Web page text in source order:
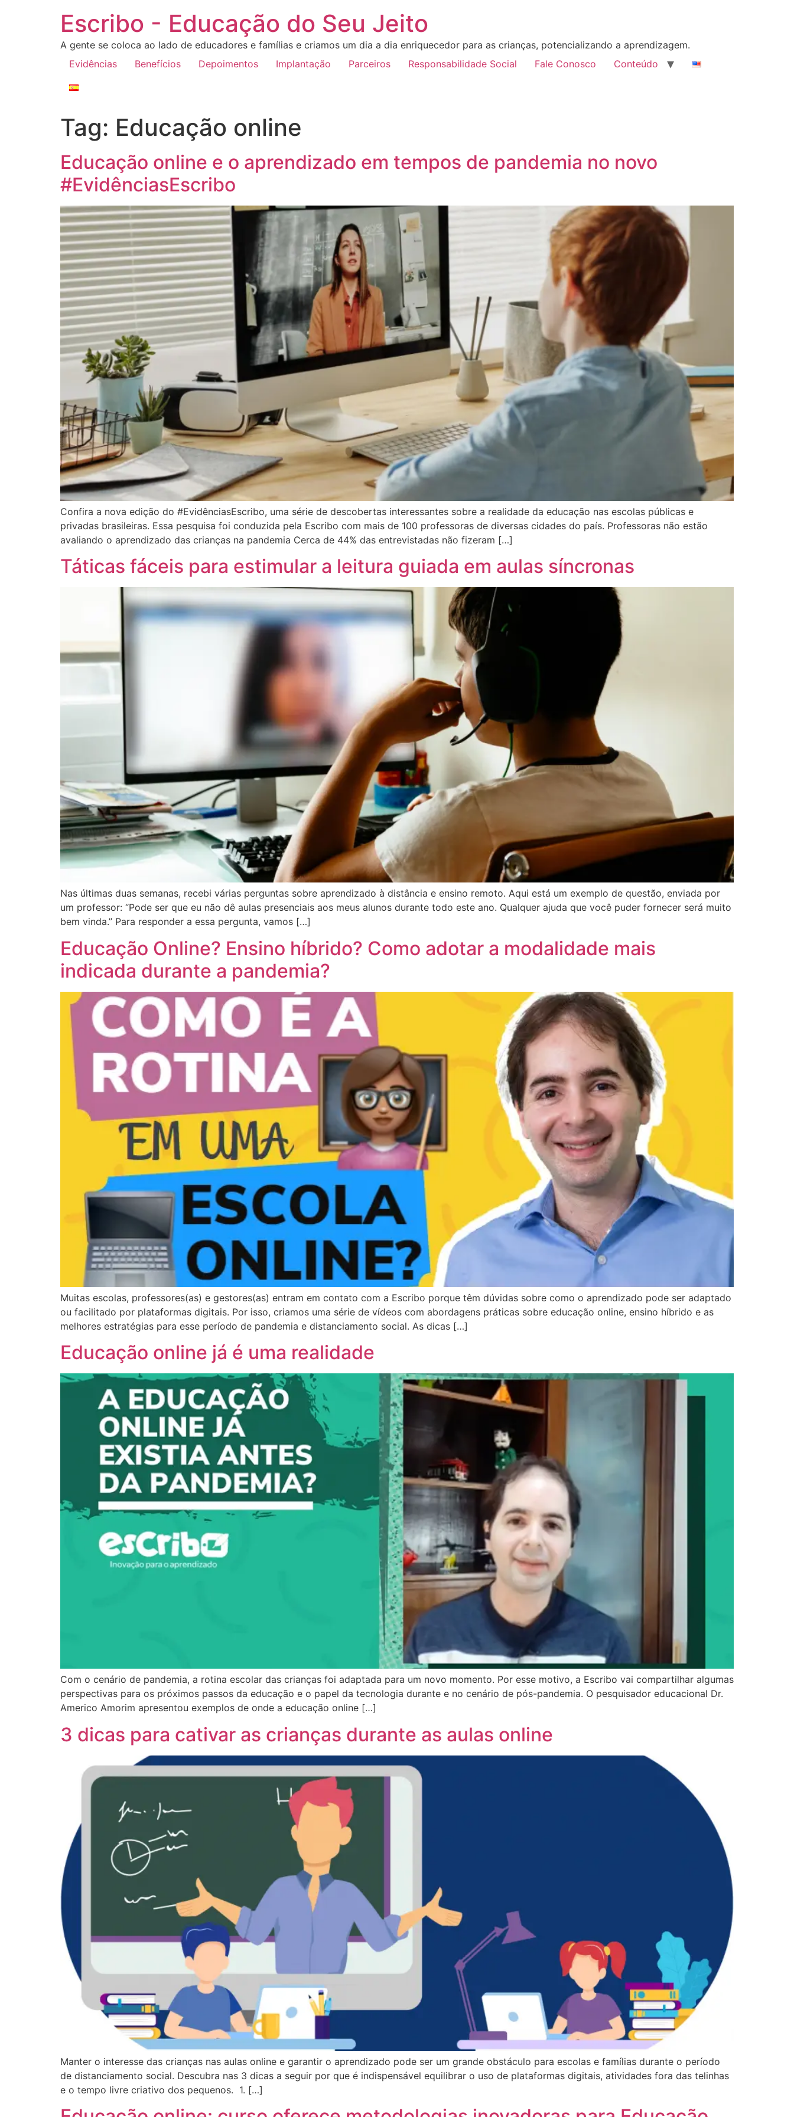
Escribo - Educação do Seu Jeito
A gente se coloca ao lado de educadores e famílias e criamos um dia a dia enriquecedor para as crianças, potencializando a aprendizagem.
Evidências
Benefícios Depoimentos Implantação Parceiros Responsabilidade Social Fale Conosco Conteúdo
Tag: Educação online
Educação online e o aprendizado em tempos de pandemia no novo
#EvidênciasEscribo
Confira a nova edição do #EvidênciasEscribo, uma série de descobertas interessantes sobre a realidade da educação nas escolas públicas e
privadas brasileiras. Essa pesquisa foi conduzida pela Escribo com mais de 100 professoras de diversas cidades do país. Professoras não estão
avaliando o aprendizado das crianças na pandemia Cerca de 44% das entrevistadas não fizeram […]
Táticas fáceis para estimular a leitura guiada em aulas síncronas
Nas últimas duas semanas, recebi várias perguntas sobre aprendizado à distância e ensino remoto. Aqui está um exemplo de questão, enviada por
um professor: “Pode ser que eu não dê aulas presenciais aos meus alunos durante todo este ano. Qualquer ajuda que você puder fornecer será muito
bem vinda.” Para responder a essa pergunta, vamos […]
Educação Online? Ensino híbrido? Como adotar a modalidade mais
indicada durante a pandemia?
Muitas escolas, professores(as) e gestores(as) entram em contato com a Escribo porque têm dúvidas sobre como o aprendizado pode ser adaptado
ou facilitado por plataformas digitais. Por isso, criamos uma série de vídeos com abordagens práticas sobre educação online, ensino híbrido e as
melhores estratégias para esse período de pandemia e distanciamento social. As dicas […]
Educação online já é uma realidade
Com o cenário de pandemia, a rotina escolar das crianças foi adaptada para um novo momento. Por esse motivo, a Escribo vai compartilhar algumas
perspectivas para os próximos passos da educação e o papel da tecnologia durante e no cenário de pós-pandemia. O pesquisador educacional Dr.
Americo Amorim apresentou exemplos de onde a educação online […]
3 dicas para cativar as crianças durante as aulas online
Manter o interesse das crianças nas aulas online e garantir o aprendizado pode ser um grande obstáculo para escolas e famílias durante o período
de distanciamento social. Descubra nas 3 dicas a seguir por que é indispensável equilibrar o uso de plataformas digitais, atividades fora das telinhas
e o tempo livre criativo dos pequenos. 1. […]